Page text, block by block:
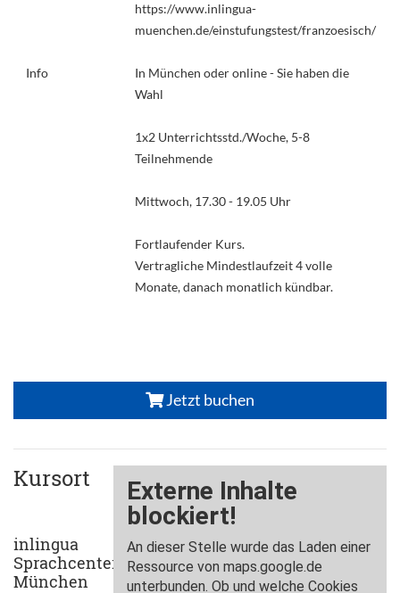
Info
https://www.inlingua-
muenchen.de/einstufungstest/franzoesisch/
In München oder online - Sie haben die
Wahl
1x2 Unterrichtsstd./Woche, 5-8
Teilnehmende
Mittwoch, 17.30 - 19.05 Uhr
Fortlaufender Kurs.
Vertragliche Mindestlaufzeit 4 volle
Monate, danach monatlich kündbar.
Jetzt buchen
Kursort
inlingua
Sprachcenter
München